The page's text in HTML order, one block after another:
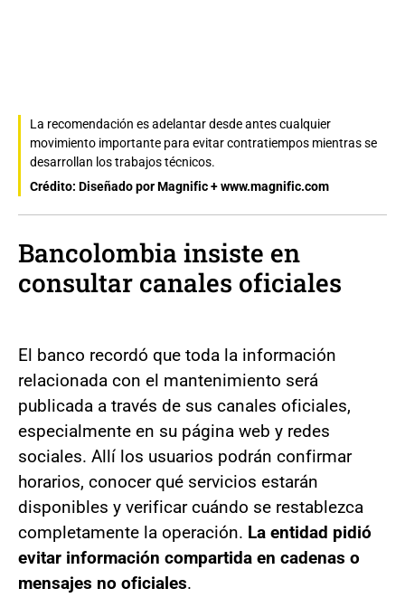
La recomendación es adelantar desde antes cualquier
movimiento importante para evitar contratiempos mientras se
desarrollan los trabajos técnicos.
Crédito: Diseñado por Magnific + www.magnific.com
Bancolombia insiste en
consultar canales oficiales
El banco recordó que toda la información
relacionada con el mantenimiento será
publicada a través de sus canales oficiales,
especialmente en su página web y redes
sociales. Allí los usuarios podrán confirmar
horarios, conocer qué servicios estarán
disponibles y verificar cuándo se restablezca
completamente la operación. La entidad pidió
evitar información compartida en cadenas o
mensajes no oficiales.